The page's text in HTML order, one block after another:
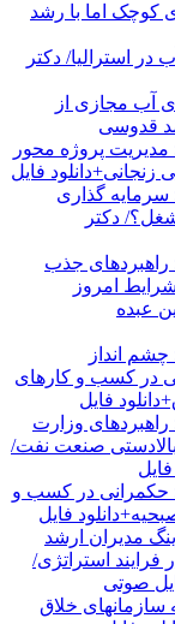
کوچک اما با رشد
در استرالیا/ دکتر
آب مجازی از
قدوسی
پروژه محور
فایل
گذاری
دکتر
راهبردهای جذب
امروز
عبده
انداز
در کسب و کارهای
فایل
وزارت
صنعت نفت/
حکمرانی در کسب و
فایل
مدیران ارشد
فرایند استراتژی/
صوتی
خلاق